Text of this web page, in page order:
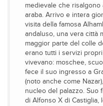
medievale che
araba. Arrivo e intera
visita della famosa
andaluso, una vera città
maggior parte del colle
erano tutti i servizi
vivevano: moschee,
fece il suo ingresso a
(noto anche come
nucleo del palazzo. Suo
di Alfonso X di Castiglia,